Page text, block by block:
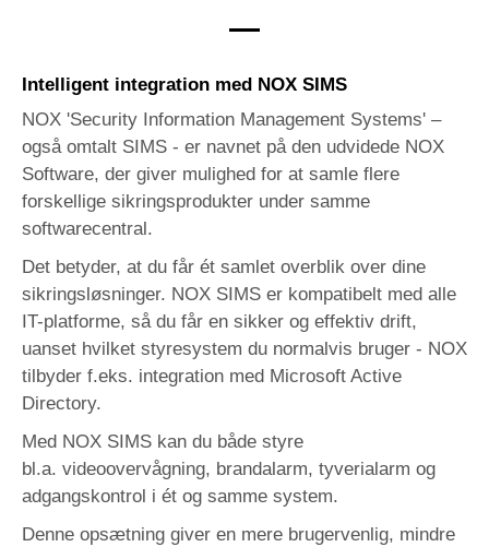
Intelligent integration med NOX SIMS
NOX 'Security Information Management Systems' –
også omtalt SIMS - er navnet på den udvidede NOX
Software, der giver mulighed for at samle flere
forskellige sikringsprodukter under samme
softwarecentral.
Det betyder, at du får ét samlet overblik over dine
sikringsløsninger. NOX SIMS er kompatibelt med alle
IT-platforme, så du får en sikker og effektiv drift,
uanset hvilket styresystem du normalvis bruger - NOX
tilbyder f.eks. integration med Microsoft Active
Directory.
Med NOX SIMS kan du både styre
bl.a. videoovervågning, brandalarm, tyverialarm og
adgangskontrol i ét og samme system.
Denne opsætning giver en mere brugervenlig, mindre